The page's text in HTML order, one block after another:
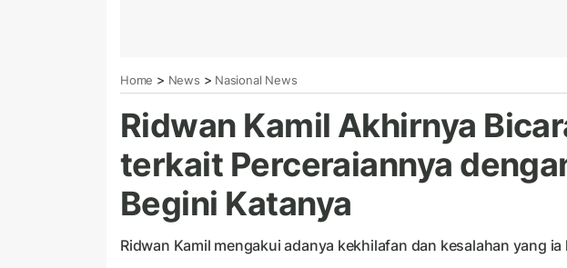
Home > News > Nasional News
Ridwan Kamil Akhirnya
terkait Perceraiannya
Begini Katanya
Ridwan Kamil mengakui adanya kekhilafan dan kesalahan yang ia